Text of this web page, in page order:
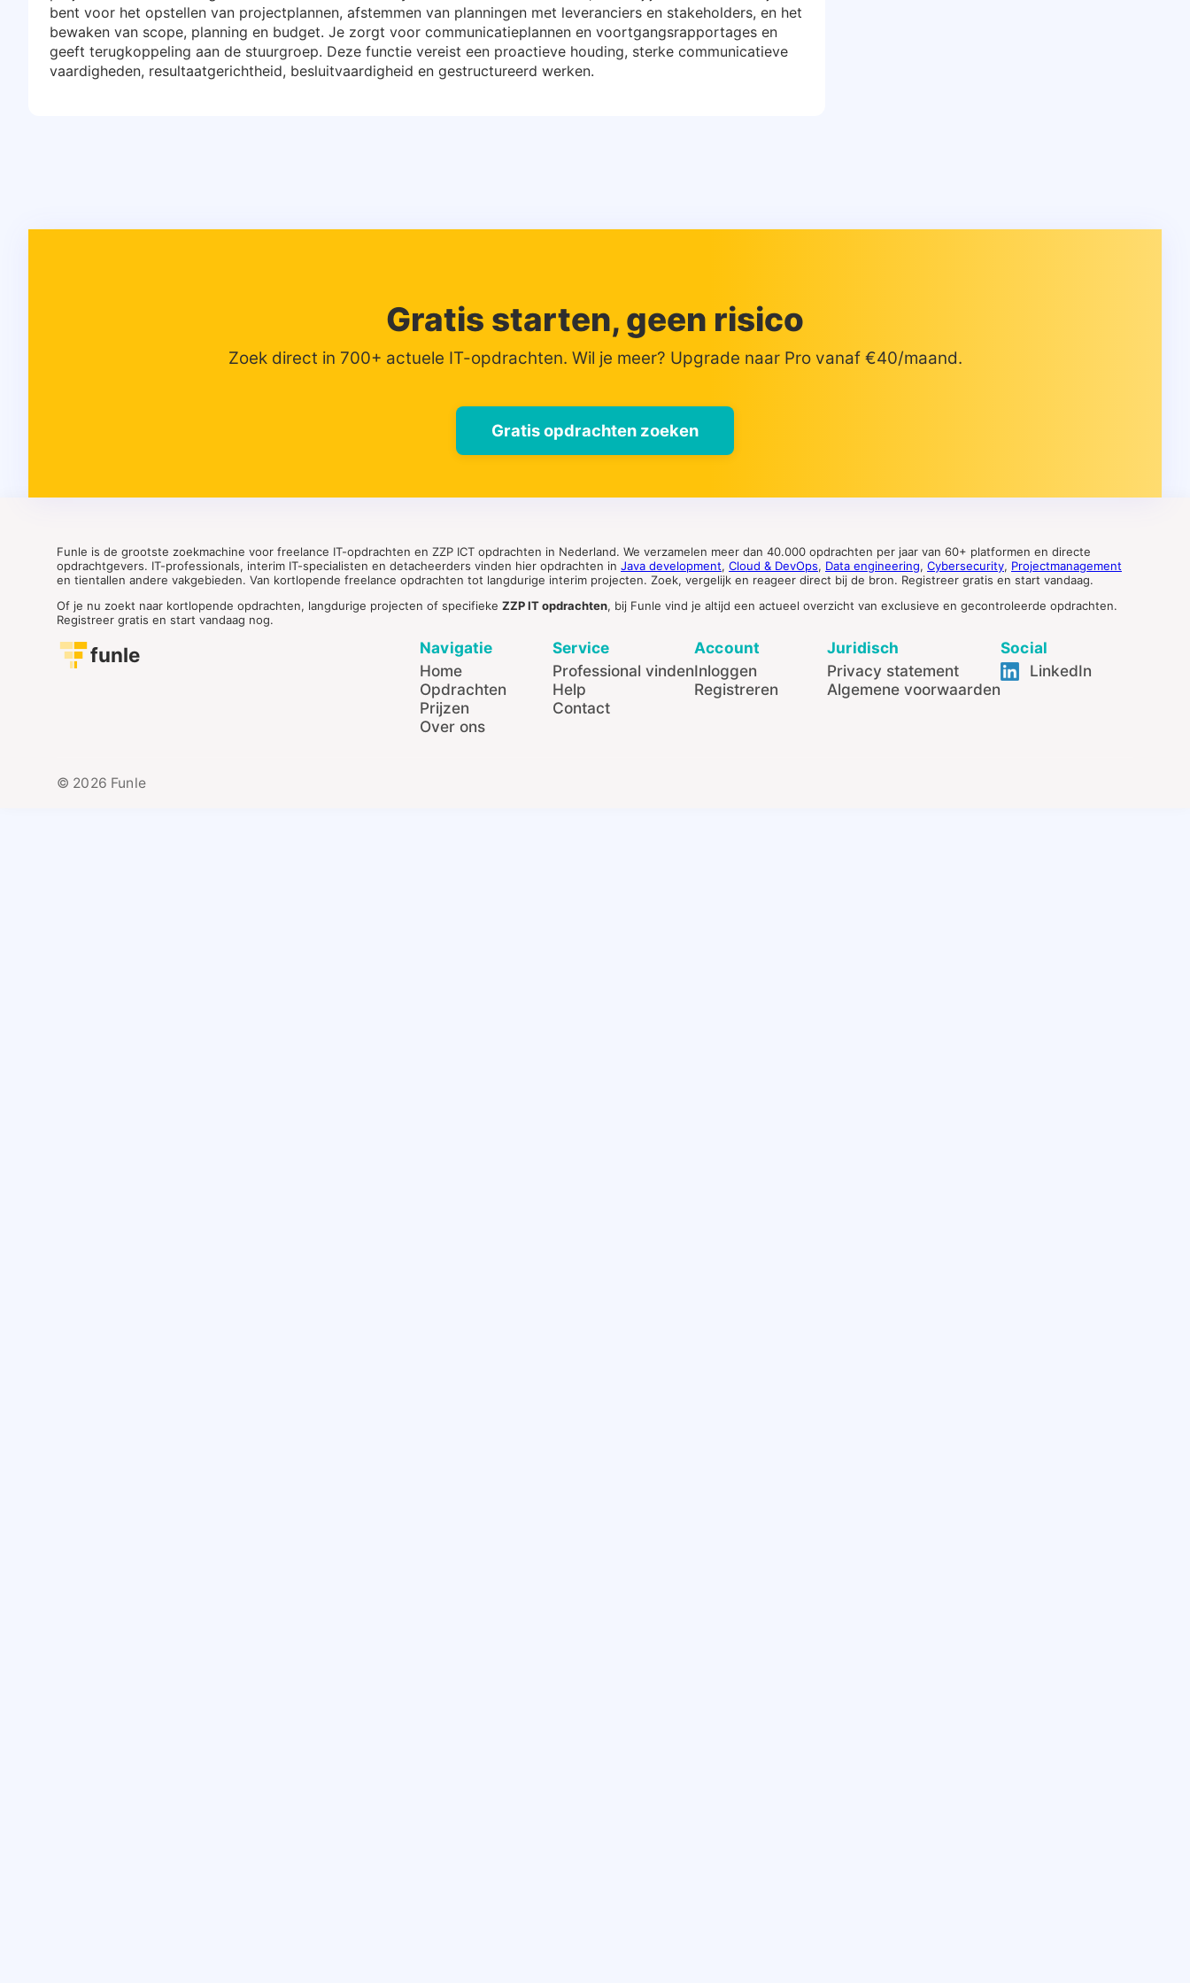
bent voor het opstellen van projectplannen, afstemmen van planningen met leveranciers en stakeholders, en het
bewaken van scope, planning en budget. Je zorgt voor communicatieplannen en voortgangsrapportages en
geeft terugkoppeling aan de stuurgroep. Deze functie vereist een proactieve houding, sterke communicatieve
vaardigheden, resultaatgerichtheid, besluitvaardigheid en gestructureerd werken.
Gratis starten, geen risico
Zoek direct in 700+ actuele IT-opdrachten. Wil je meer? Upgrade naar Pro vanaf €40/maand.
Gratis opdrachten zoeken
Funle is de grootste zoekmachine voor freelance IT-opdrachten en ZZP ICT opdrachten in Nederland. We verzamelen meer dan 40.000 opdrachten per jaar van 60+ platformen en directe
opdrachtgevers. IT-professionals, interim IT-specialisten en detacheerders vinden hier opdrachten in Java development, Cloud & DevOps, Data engineering, Cybersecurity, Projectmanagement
en tientallen andere vakgebieden. Van kortlopende freelance opdrachten tot langdurige interim projecten. Zoek, vergelijk en reageer direct bij de bron. Registreer gratis en start vandaag.
Of je nu zoekt naar kortlopende opdrachten, langdurige projecten of specifieke ZZP IT opdrachten, bij Funle vind je altijd een actueel overzicht van exclusieve en gecontroleerde opdrachten.
Registreer gratis en start vandaag nog.
funle
Navigatie
Home
Opdrachten
Prijzen
Over ons
Service
Professional vinden
Help
Contact
Account
Inloggen
Registreren
Juridisch
Privacy statement
Algemene voorwaarden
Social
LinkedIn
© 2026 Funle